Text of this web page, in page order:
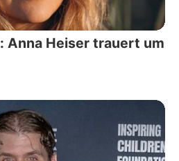
Anna Heiser trauert um